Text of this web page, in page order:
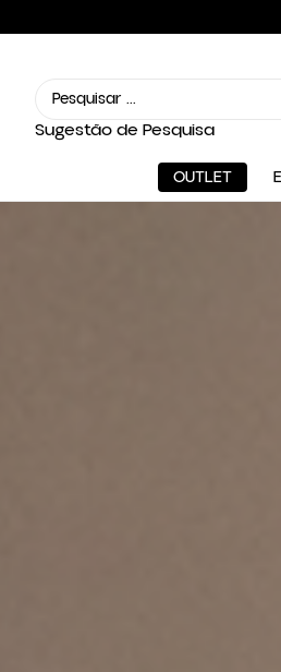
Sugestão de Pesquisa
OUTLET